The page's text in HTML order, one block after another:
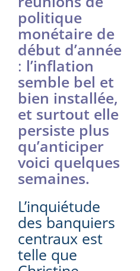
politique
monétaire de
début d’année
: l’inflation
semble bel et
bien installée,
et surtout elle
persiste plus
qu’anticiper
voici quelques
semaines.
L’inquiétude
des banquiers
centraux est
telle que